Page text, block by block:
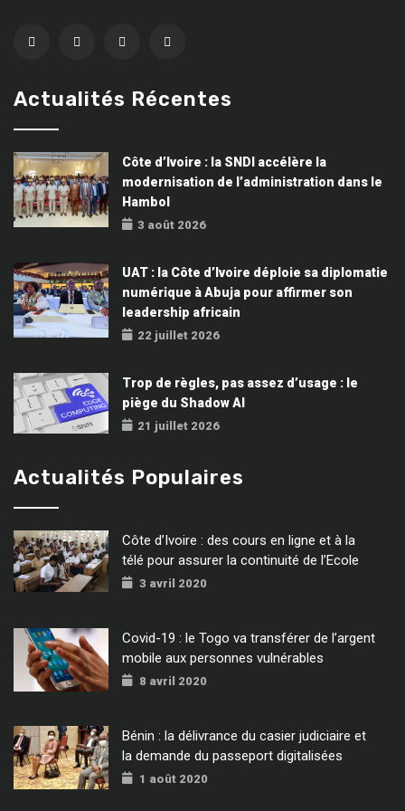
Actualités Récentes
Côte d’Ivoire : la SNDI accélère la
modernisation de l’administration dans le
Hambol
3 août 2026
UAT : la Côte d’Ivoire déploie sa diplomatie
numérique à Abuja pour affirmer son
leadership africain
22 juillet 2026
Trop de règles, pas assez d’usage : le
piège du Shadow AI
21 juillet 2026
Actualités Populaires
Côte d’Ivoire : des cours en ligne et à la
télé pour assurer la continuité de l’Ecole
3 avril 2020
Covid-19 : le Togo va transférer de l’argent
mobile aux personnes vulnérables
8 avril 2020
Bénin : la délivrance du casier judiciaire et
la demande du passeport digitalisées
1 août 2020